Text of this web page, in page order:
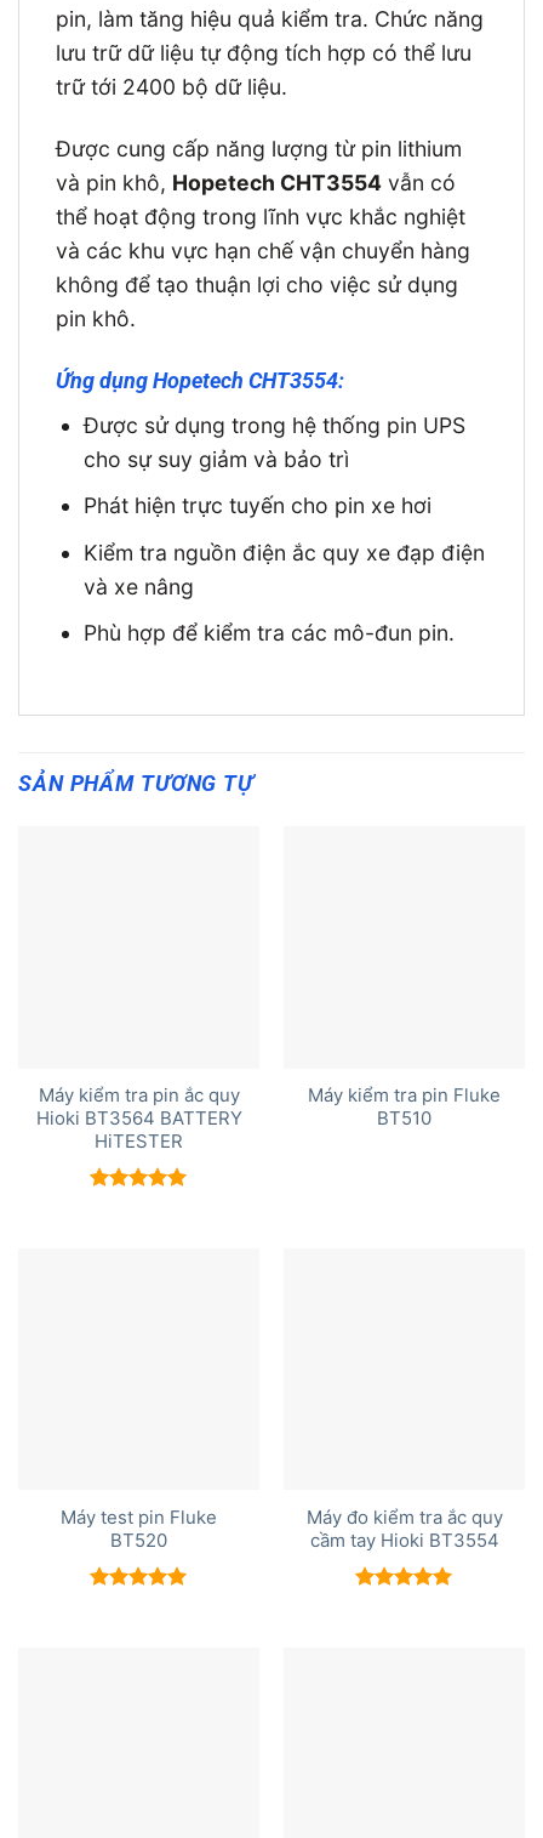
pin, làm tăng hiệu quả kiểm tra. Chức năng
lưu trữ dữ liệu tự động tích hợp có thể lưu
trữ tới 2400 bộ dữ liệu.
Được cung cấp năng lượng từ pin lithium
và pin khô, Hopetech CHT3554 vẫn có
thể hoạt động trong lĩnh vực khắc nghiệt
và các khu vực hạn chế vận chuyển hàng
không để tạo thuận lợi cho việc sử dụng
pin khô.
Ứng dụng Hopetech CHT3554:
Được sử dụng trong hệ thống pin UPS
cho sự suy giảm và bảo trì
Phát hiện trực tuyến cho pin xe hơi
Kiểm tra nguồn điện ắc quy xe đạp điện
và xe nâng
Phù hợp để kiểm tra các mô-đun pin.
SẢN PHẨM TƯƠNG TỰ
Máy kiểm tra pin ắc quy
Hioki BT3564 BATTERY
HiTESTER
Máy kiểm tra pin Fluke
BT510
Máy test pin Fluke
BT520
Máy đo kiểm tra ắc quy
cầm tay Hioki BT3554